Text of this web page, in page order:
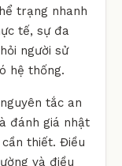
trạng nhanh
tế, sự đa
người sử
hệ thống.
tắc an
đánh giá nhật
thiết. Điều
và điều